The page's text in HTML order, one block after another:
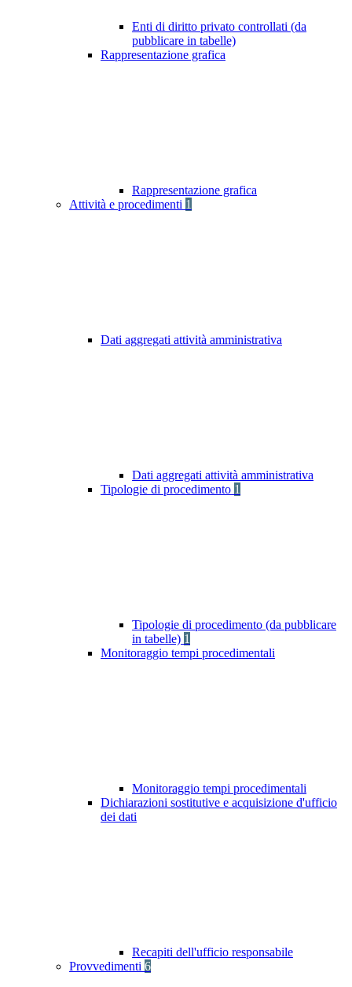
Enti di diritto privato controllati (da
pubblicare in tabelle)
Rappresentazione grafica
Rappresentazione grafica
Attività e procedimenti 1
Dati aggregati attività amministrativa
Dati aggregati attività amministrativa
Tipologie di procedimento 1
Tipologie di procedimento (da pubblicare
in tabelle) 1
Monitoraggio tempi procedimentali
Monitoraggio tempi procedimentali
Dichiarazioni sostitutive e acquisizione d'ufficio
dei dati
Recapiti dell'ufficio responsabile
Provvedimenti 6